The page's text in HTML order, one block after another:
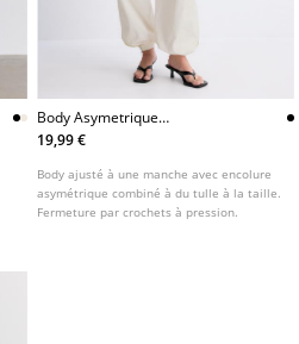
Body Asymetrique
Transparent
19,99 €
Body ajusté à une manche avec encolure
asymétrique combiné à du tulle à la taille.
Fermeture par crochets à pression.